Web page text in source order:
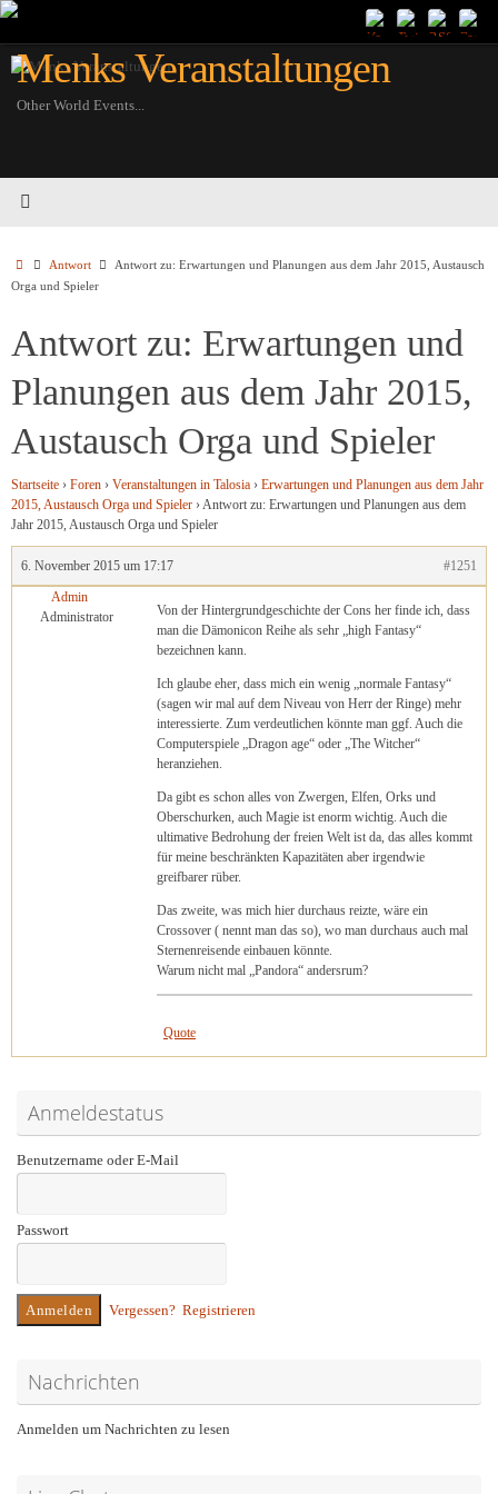
Zum
springen
Menks Veranstaltungen
Other World Events...
Startseite
Antwort
Antwort zu: Erwartungen und Planungen aus dem Jahr 2015, Austausch
Orga und Spieler
Antwort zu: Erwartungen und
Planungen aus dem Jahr 2015,
Austausch Orga und Spieler
Startseite › Foren › Veranstaltungen in Talosia › Erwartungen und Planungen aus dem Jahr
2015, Austausch Orga und Spieler ›Antwort zu: Erwartungen und Planungen aus dem
Jahr 2015, Austausch Orga und Spieler
6. November 2015 um 17:17
#1251
Admin
Administrator
Von der Hintergrundgeschichte der Cons her finde ich, dass
man die Dämonicon Reihe als sehr „high Fantasy“
bezeichnen kann.
Ich glaube eher, dass mich ein wenig „normale Fantasy“
(sagen wir mal auf dem Niveau von Herr der Ringe) mehr
interessierte. Zum verdeutlichen könnte man ggf. Auch die
Computerspiele „Dragon age“ oder „The Witcher“
heranziehen.
Da gibt es schon alles von Zwergen, Elfen, Orks und
Oberschurken, auch Magie ist enorm wichtig. Auch die
ultimative Bedrohung der freien Welt ist da, das alles kommt
für meine beschränkten Kapazitäten aber irgendwie
greifbarer rüber.
Das zweite, was mich hier durchaus reizte, wäre ein
Crossover ( nennt man das so), wo man durchaus auch mal
Sternenreisende einbauen könnte.
Warum nicht mal „Pandora“ andersrum?
Quote
Anmeldestatus
Benutzername oder E-Mail
Passwort
Vergessen? Registrieren
Nachrichten
Anmelden um Nachrichten zu lesen